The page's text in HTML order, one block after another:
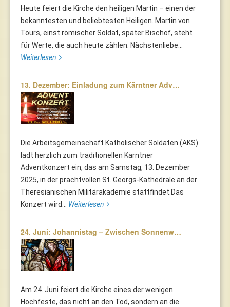
Heute feiert die Kirche den heiligen Martin – einen der
bekanntesten und beliebtesten Heiligen. Martin von
Tours, einst römischer Soldat, später Bischof, steht
für Werte, die auch heute zählen: Nächstenliebe...
Weiterlesen
13. Dezember: Einladung zum Kärntner Adv…
Die Arbeitsgemeinschaft Katholischer Soldaten (AKS)
lädt herzlich zum traditionellen Kärntner
Adventkonzert ein, das am Samstag, 13. Dezember
2025, in der prachtvollen St. Georgs-Kathedrale an der
Theresianischen Militärakademie stattfindet.Das
Konzert wird... Weiterlesen
24. Juni: Johannistag – Zwischen Sonnenw…
Am 24. Juni feiert die Kirche eines der wenigen
Hochfeste, das nicht an den Tod, sondern an die